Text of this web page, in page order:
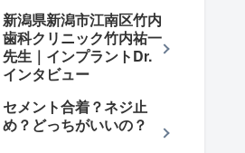
新潟県新潟市江南区竹内
歯科クリニック竹内祐一
先生｜インプラントDr.
インタビュー
セメント合着？ネジ止
め？どっちがいいの？